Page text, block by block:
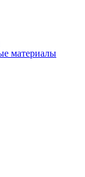
материалы